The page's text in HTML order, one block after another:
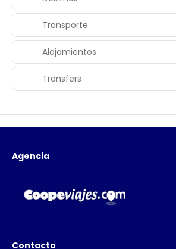
Transporte
Alojamientos
Transfers
Agencia
Contacto